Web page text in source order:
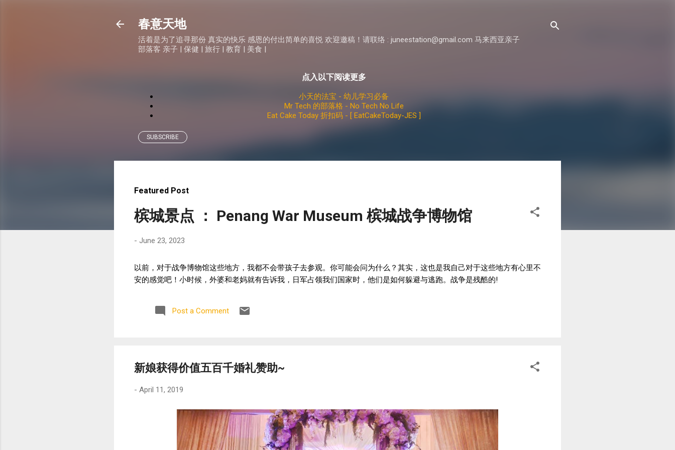
春意天地
活着是为了追寻那份 真实的快乐 感恩的付出简单的喜悦 欢迎邀稿！请联络 : juneestation@gmail.com 马来西亚亲子
部落客 亲子 | 保健 | 旅行 | 教育 | 美食 |
点入以下阅读更多
小天的法宝 - 幼儿学习必备
Mr Tech 的部落格 - No Tech No Life
Eat Cake Today 折扣码 - [ EatCakeToday-JES ]
SUBSCRIBE
Featured Post
槟城景点 ： Penang War Museum 槟城战争博物馆
- June 23, 2023
以前，对于战争博物馆这些地方，我都不会带孩子去参观。你可能会问为什么？其实，这也是我自己对于这些地方有心里不
安的感觉吧！小时候，外婆和老妈就有告诉我，日军占领我们国家时，他们是如何躲避与逃跑。战争是残酷的!
Post a Comment
新娘获得价值五百千婚礼赞助~
- April 11, 2019